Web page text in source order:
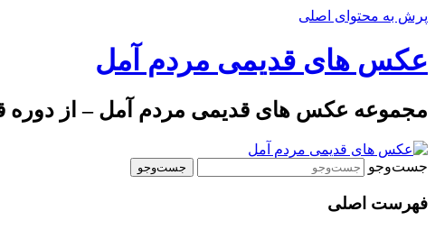
پرش به محتوای اصلی
عکس های قدیمی مردم آمل
مجموعه عکس های قدیمی مردم آمل – از دوره
جست‌وجو
فهرست اصلی